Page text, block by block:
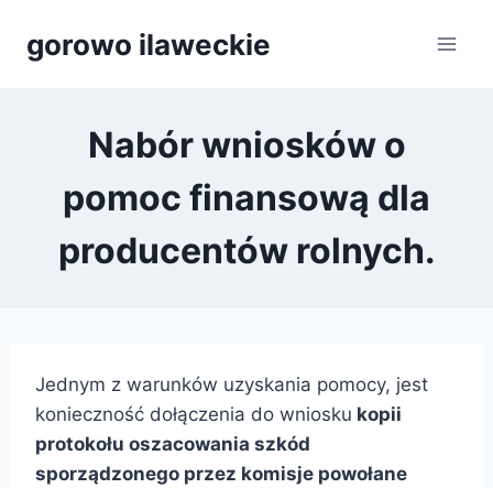
gorowo ilaweckie
Nabór wniosków o
pomoc finansową dla
producentów rolnych.
Jednym z warunków uzyskania pomocy, jest
konieczność dołączenia do wniosku kopii
protokołu oszacowania szkód
sporządzonego przez komisje powołane